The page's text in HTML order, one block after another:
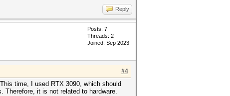
Reply
Posts: 7
Threads: 2
Joined: Sep 2023
#4
time, I used RTX 3090, which should
Therefore, it is not related to hardware.